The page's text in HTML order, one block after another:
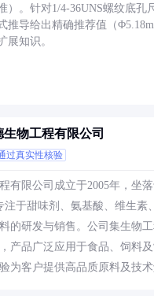
）。针对1/4-36UNS螺纹底孔
推导给出精确推荐值（
展知识。
物工程有限公司
过真实性核验
有限公司成立于2005年，坐
注于甜味剂、氨基酸、维生素
的研发与销售。公司集生物工
产品广泛应用于食品、饲料
为客户提供高品质原料及技术